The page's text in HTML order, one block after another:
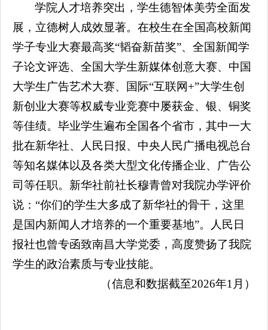
学院人才培养突出，学生德智体美劳全面发
展，立德树人成效显著。在校生在全国高校新闻
学子专业大赛最高奖“韬奋新苗奖”、全国新闻学
子论文评选、全国大学生新媒体创意大赛、中国
大学生广告艺术大赛、国际“互联网+”大学生创
新创业大赛等权威专业竞赛中屡获金、银、铜奖
等佳绩。毕业学生遍布全国各个省市，其中一大
批在新华社、人民日报、中央人民广播电视总台
等知名媒体以及各类大型文化传播企业、广告公
司等任职。新华社前社长穆青曾对我院办学评价
说：“你们的学生大多成了新华社的骨干，这里
是国内新闻人才培养的一个重要基地”。人民日
报社也曾专函致南昌大学党委，高度赞扬了我院
学生的政治素质与专业技能。
（信息和数据截至2026年1月）